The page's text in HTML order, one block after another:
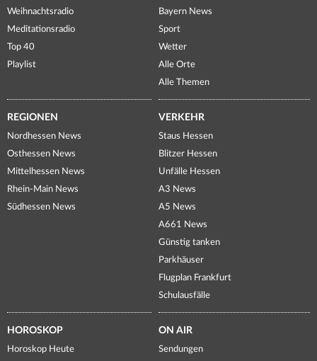
Weihnachtsradio
Meditationsradio
Top 40
Playlist
Bayern News
Sport
Wetter
Alle Orte
Alle Themen
REGIONEN
Nordhessen News
Osthessen News
Mittelhessen News
Rhein-Main News
Südhessen News
VERKEHR
Staus Hessen
Blitzer Hessen
Unfälle Hessen
A3 News
A5 News
A661 News
Günstig tanken
Parkhäuser
Flugplan Frankfurt
Schulausfälle
HOROSKOP
Horoskop Heute
ON AIR
Sendungen